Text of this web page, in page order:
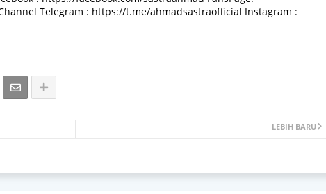
Telegram : https://t.me/ahmadsastraofficial Instagram :
LEBIH BARU